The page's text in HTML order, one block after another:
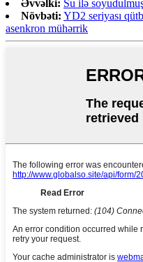
Əvvəlki: Su ilə
Növbəti: YD2 seriyası
asenkron mühərrik